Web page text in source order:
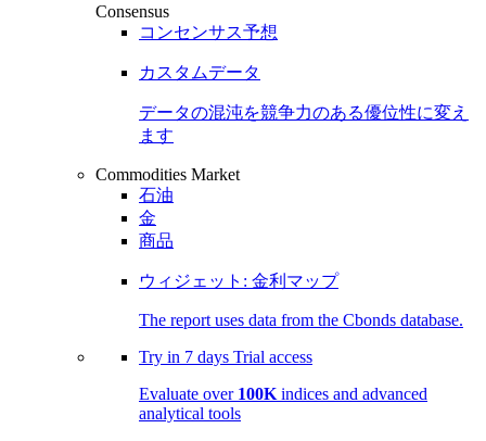
Consensus
コンセンサス予想
カスタムデータ
データの混沌を競争力のある優位性に変え
ます
Commodities Market
石油
金
商品
ウィジェット: 金利マップ
The report uses data from the Cbonds database.
Try in 7 days Trial access
Evaluate over 100K indices and advanced
analytical tools